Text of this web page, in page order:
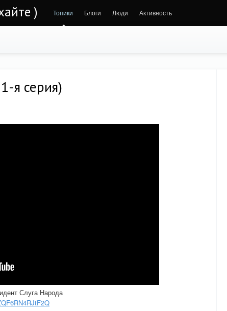
) Топики Блоги Люди Активность
я серия)
Слуга Народа